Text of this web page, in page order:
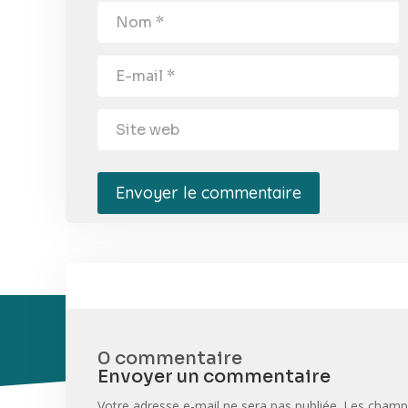
Envoyer le commentaire
0 commentaire
Envoyer un commentaire